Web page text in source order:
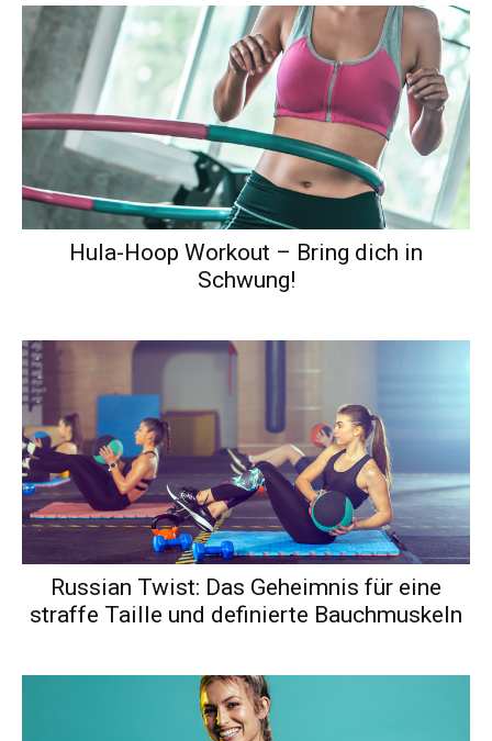
Hula-Hoop Workout – Bring dich in
Schwung!
Russian Twist: Das Geheimnis für eine
straffe Taille und definierte Bauchmuskeln